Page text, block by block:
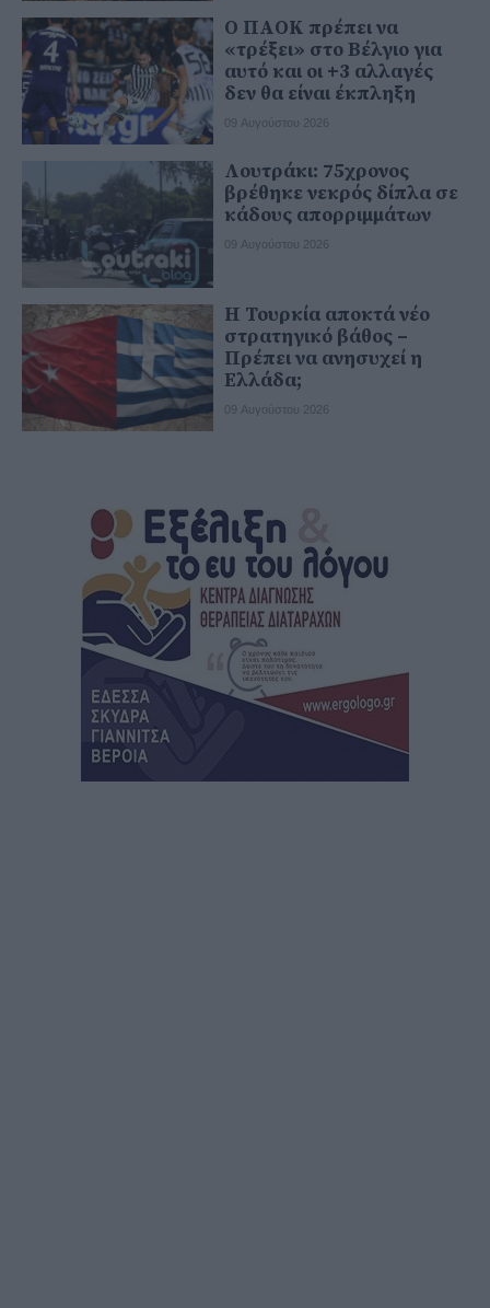
Ο ΠΑΟΚ πρέπει να
«τρέξει» στο Βέλγιο για
αυτό και οι +3 αλλαγές
δεν θα είναι έκπληξη
09 Αυγούστου 2026
Λουτράκι: 75χρονος
βρέθηκε νεκρός δίπλα σε
κάδους απορριμμάτων
09 Αυγούστου 2026
Η Τουρκία αποκτά νέο
στρατηγικό βάθος –
Πρέπει να ανησυχεί η
Ελλάδα;
09 Αυγούστου 2026